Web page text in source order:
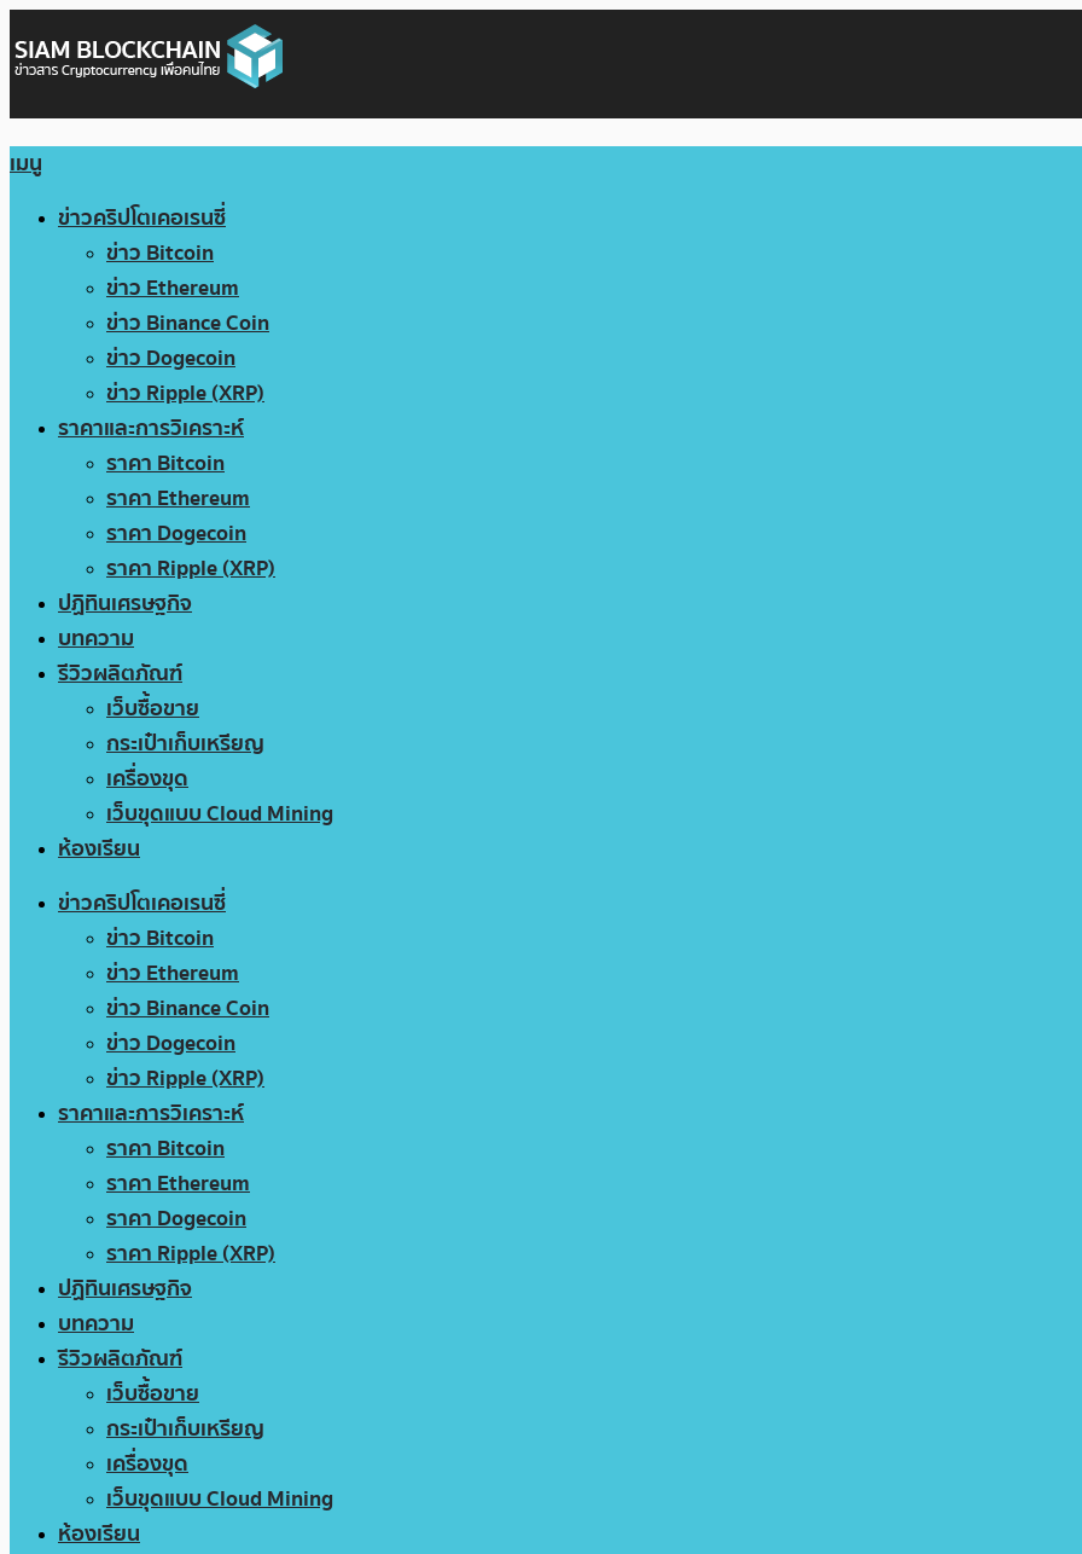
เมนู
ข่าวคริปโตเคอเรนซี่
ข่าว Bitcoin
ข่าว Ethereum
ข่าว Binance Coin
ข่าว Dogecoin
ข่าว Ripple (XRP)
ราคาและการวิเคราะห์
ราคา Bitcoin
ราคา Ethereum
ราคา Dogecoin
ราคา Ripple (XRP)
ปฏิทินเศรษฐกิจ
บทความ
รีวิวผลิตภัณฑ์
เว็บซื้อขาย
กระเป๋าเก็บเหรียญ
เครื่องขุด
เว็บขุดแบบ Cloud Mining
ห้องเรียน
ข่าวคริปโตเคอเรนซี่
ข่าว Bitcoin
ข่าว Ethereum
ข่าว Binance Coin
ข่าว Dogecoin
ข่าว Ripple (XRP)
ราคาและการวิเคราะห์
ราคา Bitcoin
ราคา Ethereum
ราคา Dogecoin
ราคา Ripple (XRP)
ปฏิทินเศรษฐกิจ
บทความ
รีวิวผลิตภัณฑ์
เว็บซื้อขาย
กระเป๋าเก็บเหรียญ
เครื่องขุด
เว็บขุดแบบ Cloud Mining
ห้องเรียน